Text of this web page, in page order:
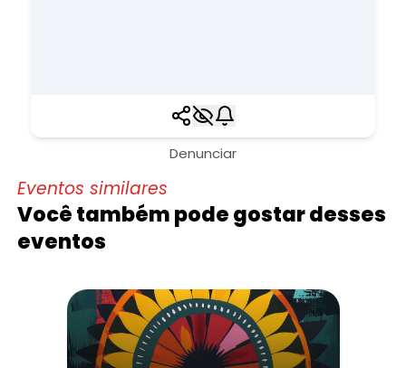
Denunciar
Eventos similares
Você também pode gostar desses
eventos